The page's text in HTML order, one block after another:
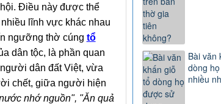
Điều này được thể
lĩnh vực khác nhau
ngưỡng thờ cúng tổ
dân tộc, là phần quan
dân đất Việt, vừa
chết, giữa người hiện
nhớ nguồn", "Ăn quả
Bài văn
dòng
nhiều